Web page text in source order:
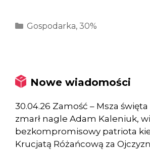
Kategorie
Gospodarka, 30%
Nowe wiadomości
30.04.26 Zamość – Msza
zmarł nagle Adam Kaleniuk,
bezkompromisowy patriota
Krucjatą Różańcową za